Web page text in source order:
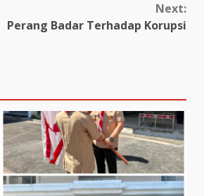
Next:
Perang Badar Terhadap Korupsi